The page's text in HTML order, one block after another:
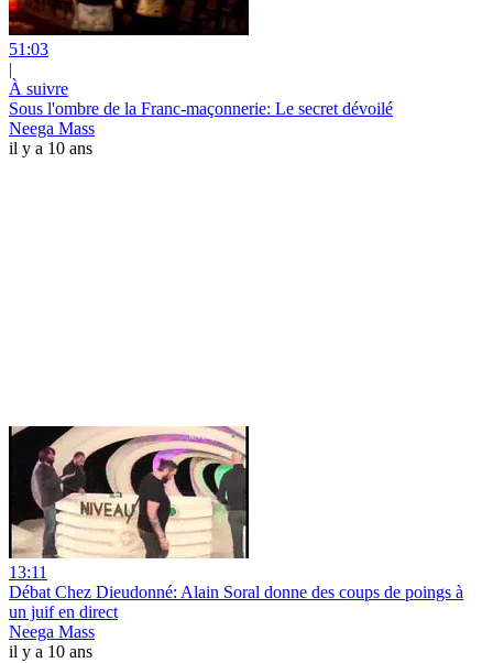
51:03
|
À suivre
Sous l'ombre de la Franc-maçonnerie: Le secret dévoilé
Neega Mass
il y a 10 ans
13:11
Débat Chez Dieudonné: Alain Soral donne des coups de poings à
un juif en direct
Neega Mass
il y a 10 ans